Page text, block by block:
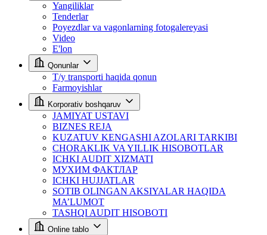
Yangiliklar
Tenderlar
Poyezdlar va vagonlarning fotogalereyasi
Video
E'lon
Qonunlar
T/y transporti haqida qonun
Farmoyishlar
Korporativ boshqaruv
JAMIYAT USTAVI
BIZNES REJA
KUZATUV KENGASHI AZOLARI TARKIBI
CHORAKLIK VA YILLIK HISOBOTLAR
ICHKI AUDIT XIZMATI
МУХИМ ФАКТЛАР
ICHKI HUJJATLAR
SOTIB OLINGAN AKSIYALAR HAQIDA
MA’LUMOT
TASHQI AUDIT HISOBOTI
Online tablo